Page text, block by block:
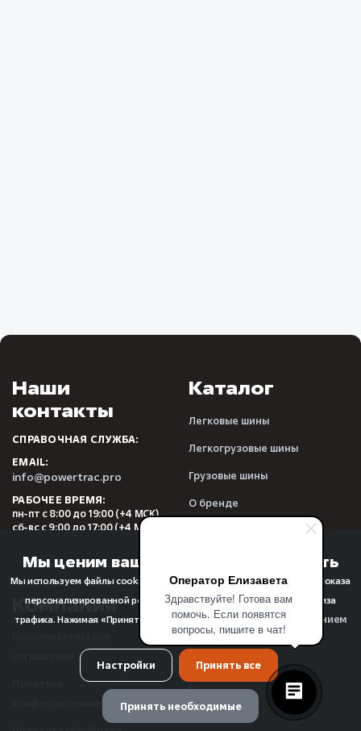
Оператор Елизавета
Здравствуйте! Готова вам
помочь. Если появятся
вопросы, пишите в чат!
Наши
контакты
СПРАВОЧНАЯ СЛУЖБА:
EMAIL:
info@powertrac.pro
РАБОЧЕЕ ВРЕМЯ:
пн-пт с 8:00 до 19:00 (+4 МСК)
сб-вс с 9:00 до 17:00 (+4 МСК)
Каталог
Легковые шины
Легкогрузовые шины
Грузовые шины
О бренде
Компания
конфиденциальности
Прочее
FAQ
О компании
Новости
Мы ценим вашу конфиденциальность
Мы используем файлы cookie для улучшения качества просмотра, показа
персонализированной рекламы или контента, а также для анализа
трафика. Нажимая «Принять все», вы соглашаетесь сиспользованием
файлов cookie.
Настройки Принять все
Принять необходимые